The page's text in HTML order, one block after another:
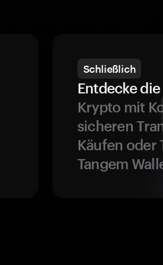
Schließlich
Entdecke
Krypto mit
sicheren
Käufen oder
Tangem